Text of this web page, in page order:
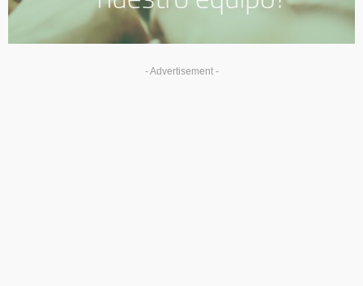
- Advertisement -